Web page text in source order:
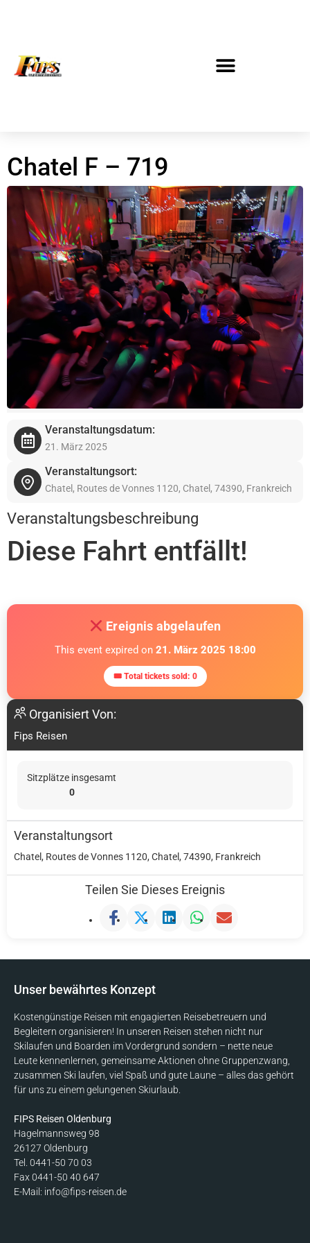
Chatel F – 719
Veranstaltungsdatum:
21. März 2025
Veranstaltungsort:
Chatel, Routes de Vonnes 1120, Chatel, 74390, Frankreich
Veranstaltungsbeschreibung
Diese Fahrt entfällt!
Ereignis abgelaufen
This event expired on 21. März 2025 18:00
🎟 Total tickets sold: 0
Organisiert Von:
Fips Reisen
Sitzplätze insgesamt
0
Veranstaltungsort
Chatel, Routes de Vonnes 1120, Chatel, 74390, Frankreich
Teilen Sie Dieses Ereignis
Unser bewährtes Konzept
Kostengünstige Reisen mit engagierten Reisebetreuern und
Begleitern organisieren! In unseren Reisen stehen nicht nur
Skilaufen und Boarden im Vordergrund sondern – nette neue
Leute kennenlernen, gemeinsame Aktionen ohne Gruppenzwang,
zusammen Ski laufen, viel Spaß und gute Laune – alles das gehört
für uns zu einem gelungenen Skiurlaub.
FIPS Reisen Oldenburg
Hagelmannsweg 98
26127 Oldenburg
Tel. 0441-50 70 03
Fax 0441-50 40 647
E-Mail: info@fips-reisen.de